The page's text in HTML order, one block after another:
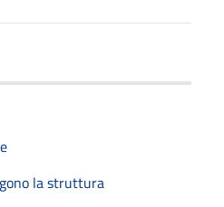
la struttura